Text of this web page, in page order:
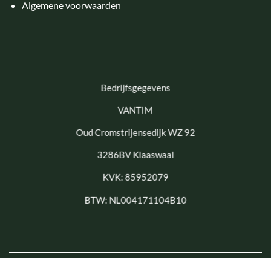
Algemene voorwaarden
Bedrijfsgegevens
VANTIM
Oud Cromstrijensedijk WZ 92
3286BV Klaaswaal
KVK: 85952079
BTW: NL004171104B10